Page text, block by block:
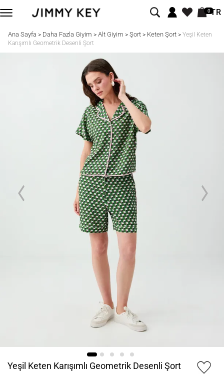
0TR
Ana Sayfa > Daha Fazla Giyim > Alt Giyim > Şort> Keten Şort> Yeşil Keten
Karışımlı Geometrik Desenli Şort
Yeşil Keten Karışımlı Geometrik Desenli Şort